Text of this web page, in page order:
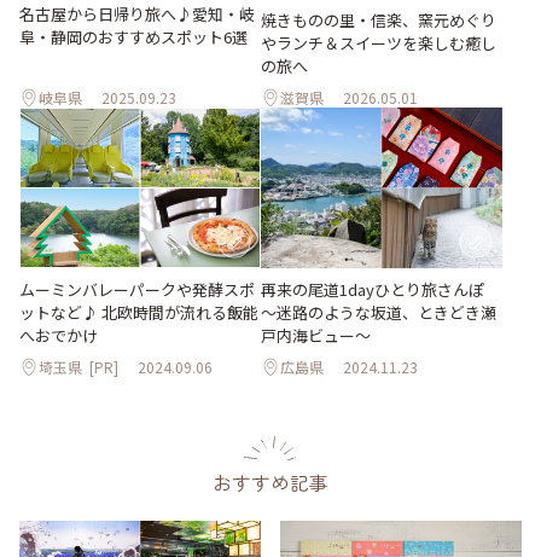
名古屋から日帰り旅へ♪愛知・岐
阜・静岡のおすすめスポット6選
岐阜県 2025.09.23
焼きものの里・信楽、窯元めぐり
やランチ＆スイーツを楽しむ癒し
の旅へ
滋賀県 2026.05.01
ムーミンバレーパークや発酵スポ
ットなど♪ 北欧時間が流れる飯能
へおでかけ
埼玉県 [PR] 2024.09.06
再来の尾道1dayひとり旅さんぽ
～迷路のような坂道、ときどき瀬
戸内海ビュー～
広島県 2024.11.23
おすすめ記事